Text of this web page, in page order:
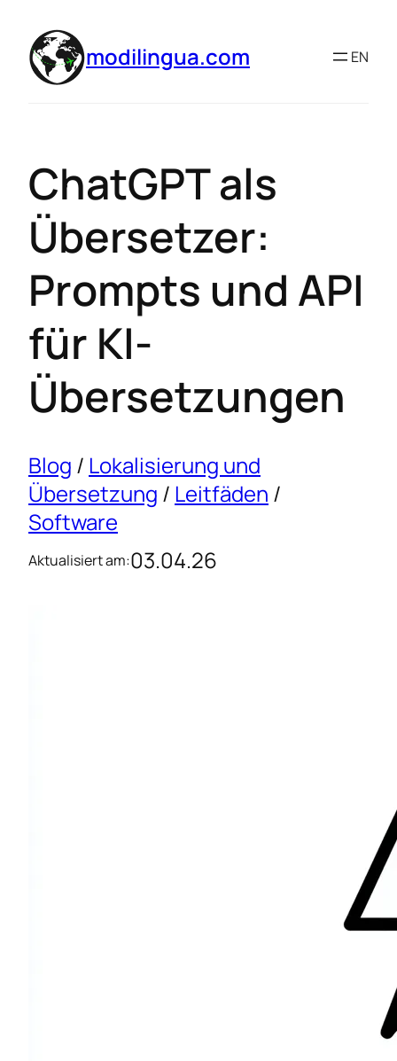
modilingua.com EN
ChatGPT als
Übersetzer:
Prompts und API
für KI-
Übersetzungen
Blog / Lokalisierung und
Übersetzung / Leitfäden /
Software
Aktualisiert am:03.04.26